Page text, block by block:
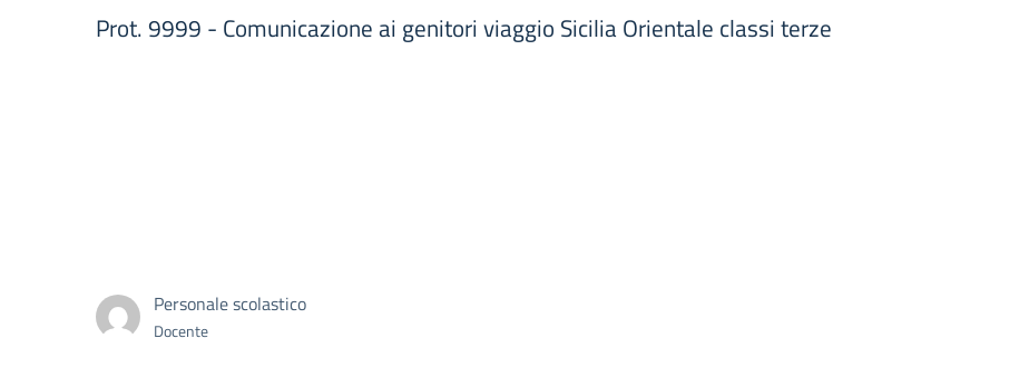
Prot. 9999 - Comunicazione ai genitori viaggio Sicilia Orientale classi terze
Personale scolastico
Docente